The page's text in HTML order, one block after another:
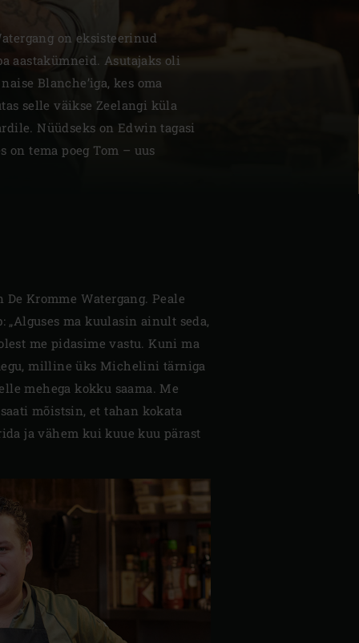
Schweiz (Français)
on eksisteerinud
aastakümneid. Asutajaks oli
Blanche’iga, kes oma
selle väikse Zeelangi küla
Nüüdseks on Edwin tagasi
on tema poeg Tom – uus
Kromme Watergang. Peale
ma kuulasin ainult seda,
me pidasime vastu. Kuni ma
milline üks Michelini tärniga
mehega kokku saama. Me
mõistsin, et tahan kokata
ja vähem kui kuue kuu pärast